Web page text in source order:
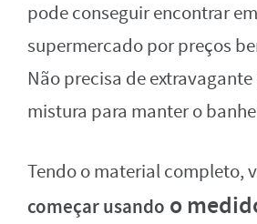
pode conseguir encontrar
supermercado por preços
Não precisa de extravagante
mistura para manter o
Tendo o material completo,
começar usando o